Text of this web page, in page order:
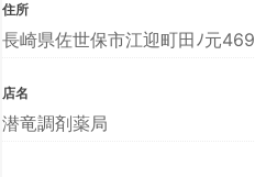
住所
長崎県佐世保市江迎町田ﾉ元469
店名
潜竜調剤薬局